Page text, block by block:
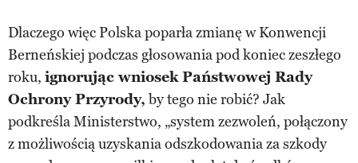
Dlaczego więc Polska poparła zmianę w Konwencji
Berneńskiej podczas głosowania pod koniec zeszłego
roku, ignorując wniosek Państwowej Rady
Ochrony Przyrody, by tego nie robić? Jak
podkreśla Ministerstwo, „system zezwoleń, połączony
z możliwością uzyskania odszkodowania za szkody